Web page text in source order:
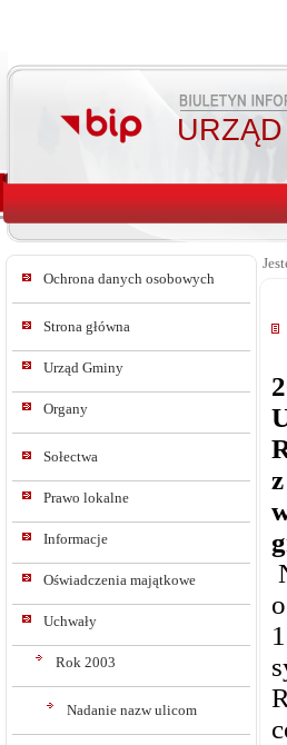
Ochrona danych osobowych
Strona główna
Urząd Gminy
Organy
Sołectwa
Prawo lokalne
Informacje
Oświadczenia majątkowe
Uchwały
Rok 2003
Nadanie nazw ulicom